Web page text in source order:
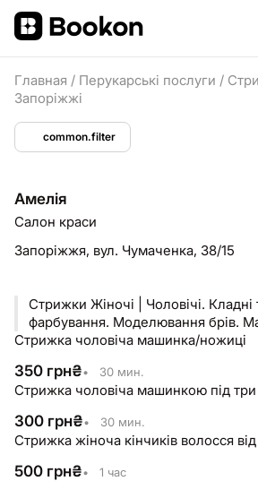
Главная / Перукарські послуги /
Запоріжжі
common.filter
Амелія
Салон краси
Запоріжжя, вул. Чумаченка, 38/15
Стрижки Жіночі | Чоловічі. Кладні
фарбування. Моделювання брів.
Стрижка чоловіча машинка/ножиці
350 грн₴• 30 мин.
Стрижка чоловіча машинкою під три
300 грн₴• 30 мин.
500 грн₴• 1 час